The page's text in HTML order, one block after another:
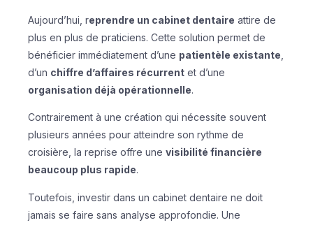
Aujourd’hui, reprendre un cabinet dentaire attire de
plus en plus de praticiens. Cette solution permet de
bénéficier immédiatement d’une patientèle existante
d’un chiffre d’affaires récurrent et d’une
organisation déjà opérationnelle.
Contrairement à une création qui nécessite souvent
plusieurs années pour atteindre son rythme de
croisière, la reprise offre une visibilité financière
beaucoup plus rapide.
Toutefois, investir dans un cabinet dentaire ne doit
jamais se faire sans analyse approfondie. Une